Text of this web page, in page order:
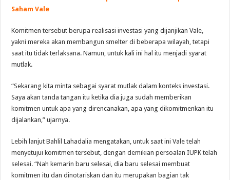
Saham Vale
Komitmen tersebut berupa realisasi investasi yang dijanjikan Vale,
yakni mereka akan membangun smelter di beberapa wilayah, tetapi
saat itu tidak terlaksana. Namun, untuk kali ini hal itu menjadi syarat
mutlak.
“Sekarang kita minta sebagai syarat mutlak dalam konteks investasi.
Saya akan tanda tangan itu ketika dia juga sudah memberikan
komitmen untuk apa yang direncanakan, apa yang dikomitmenkan itu
dijalankan,” ujarnya.
Lebih lanjut Bahlil Lahadalia mengatakan, untuk saat ini Vale telah
menyetujui komitmen tersebut, dengan demikian persoalan IUPK telah
selesai. “Nah kemarin baru selesai, dia baru selesai membuat
komitmen itu dan dinotariskan dan itu merupakan bagian tak